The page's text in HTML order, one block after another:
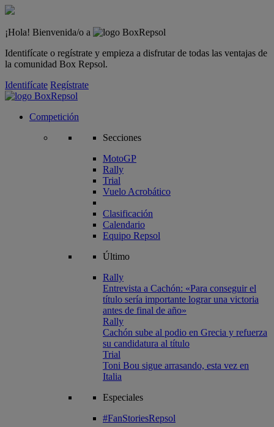
¡Hola! Bienvenida/o a
Identifícate o regístrate y empieza a disfrutar de todas las ventajas de
la comunidad Box Repsol.
Identifícate Regístrate
Competición
Secciones
MotoGP
Rally
Trial
Vuelo Acrobático
Clasificación
Calendario
Equipo Repsol
Último
Rally
Entrevista a Cachón: «Para conseguir el
título sería importante lograr una victoria
antes de final de año»
Rally
Cachón sube al podio en Grecia y refuerza
su candidatura al título
Trial
Toni Bou sigue arrasando, esta vez en
Italia
Especiales
#FanStoriesRepsol